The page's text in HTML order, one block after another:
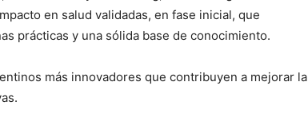
en salud validadas, en fase inicial, que
prácticas y una sólida base de conocimiento.
más innovadores que contribuyen a mejorar la